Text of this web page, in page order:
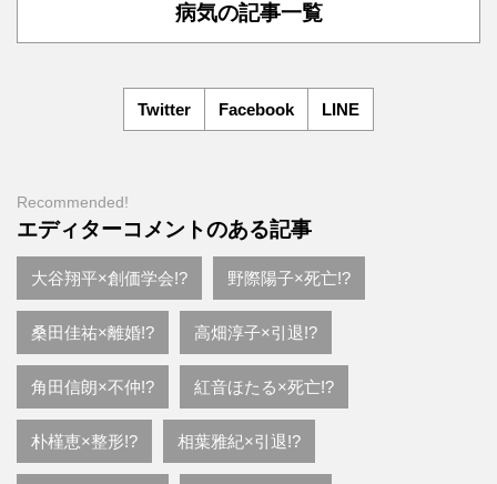
病気の記事一覧
Twitter Facebook LINE
Recommended!
エディターコメントのある記事
大谷翔平×創価学会!? 野際陽子×死亡!?
桑田佳祐×離婚!? 高畑淳子×引退!?
角田信朗×不仲!? 紅音ほたる×死亡!?
朴槿恵×整形!? 相葉雅紀×引退!?